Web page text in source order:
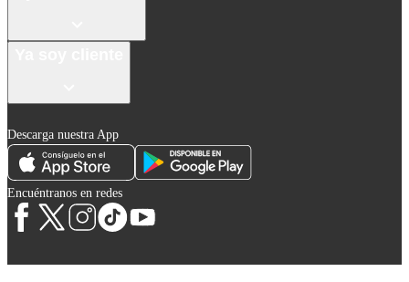
Descarga nuestra App
Encuéntranos en redes